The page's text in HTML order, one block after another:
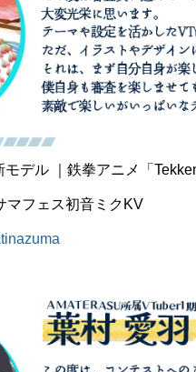
デル ｜鉄拳アニメ「
マフェス初音ミクKV